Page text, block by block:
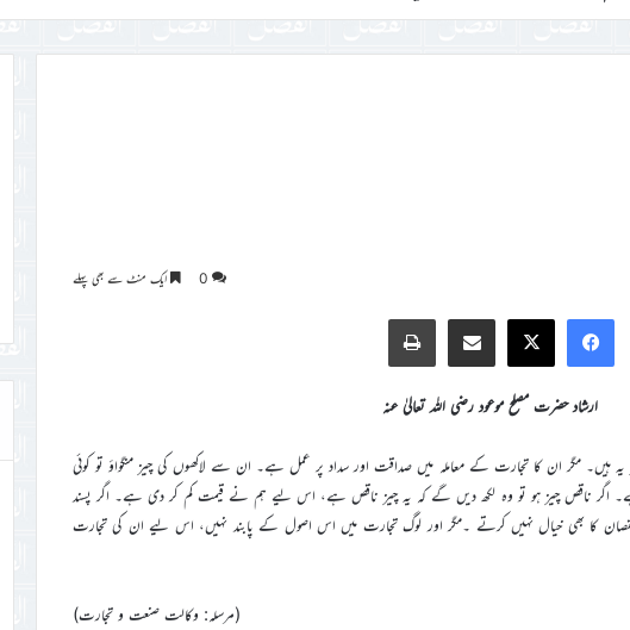
0 ایک منٹ سے بھی پہلے
Facebook
X
Share via Email
Print
ارشاد حضرت مصلح موعود رضی اللہ تعالیٰ عنہ
ہیں۔ مگر ان کا تجارت کے معاملہ میں صداقت اور سداد پر عمل ہے۔ ان سے لاکھوں کی چیز منگواؤ تو کوئی
اگر ناقص چیز ہو تو وہ لکھ دیں گے کہ یہ چیز ناقص ہے، اس لیے ہم نے قیمت کم کر دی ہے۔ اگر پسند
کا بھی خیال نہیں کرتے ۔مگر اور لوگ تجارت میں اس اصول کے پابند نہیں، اس لیے ان کی تجارت
(مرسلہ: وکالت صنعت و تجارت)